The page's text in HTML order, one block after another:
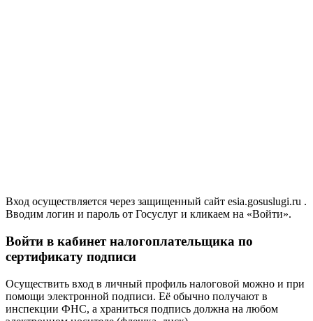
Вход осуществляется через защищенный сайт esia.gosuslugi.ru .
Вводим логин и пароль от Госуслуг и кликаем на «Войти».
Войти в кабинет налогоплательщика по
сертификату подписи
Осуществить вход в личный профиль налоговой можно и при
помощи электронной подписи. Её обычно получают в
инспекции ФНС, а храниться подпись должна на любом